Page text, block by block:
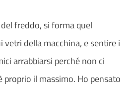
freddo, si forma quel
vetri della macchina, e sentire i
arrabbiarsi perché non ci
il massimo. Ho pensato